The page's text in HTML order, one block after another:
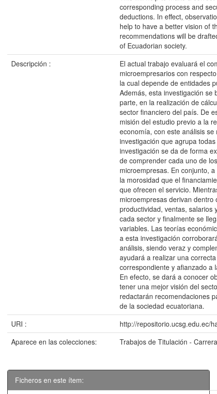
corresponding process and
deductions. In effect,
help to have a better vision of
recommendations will be
of Ecuadorian society.
Descripción :
El actual trabajo evaluará el
microempresarios con
la cual depende de entidades
Además, esta investigación se
parte, en la realización de
sector financiero del país. De
misión del estudio previo a la
economía, con este análisis
investigación que agrupa
investigación se da de forma
de comprender cada uno de
microempresas. En conjunto,
la morosidad que el
que ofrecen el servicio.
microempresas derivan
productividad, ventas, salarios
cada sector y finalmente se
variables. Las teorías
a esta investigación
análisis, siendo veraz y
ayudará a realizar una
correspondiente y afianzado a
En efecto, se dará a conocer
tener una mejor visión del
redactarán recomendaciones
de la sociedad ecuatoriana.
URI :
http://repositorio.ucsg.edu.ec/
Aparece en las colecciones:
Trabajos de Titulación -
Ficheros en este ítem: